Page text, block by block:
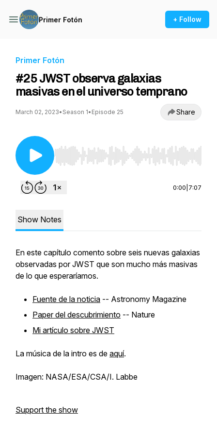
Primer Fotón + Follow
Primer Fotón
#25 JWST observa galaxias
masivas en el universo temprano
March 02, 2023• Season 1• Episode 25 Share
Use Left/Right to seek, Home/End to jump to
0:00 7:07
Show Notes
En este capítulo comento sobre seis nuevas galaxias
observadas por JWST que son mucho más masivas
de lo que esperaríamos.
Fuente de la noticia -- Astronomy Magazine
Paper del descubrimiento -- Nature
Mi artículo sobre JWST
La música de la intro es de aquí.
Imagen: NASA/ESA/CSA/I. Labbe
Support the show